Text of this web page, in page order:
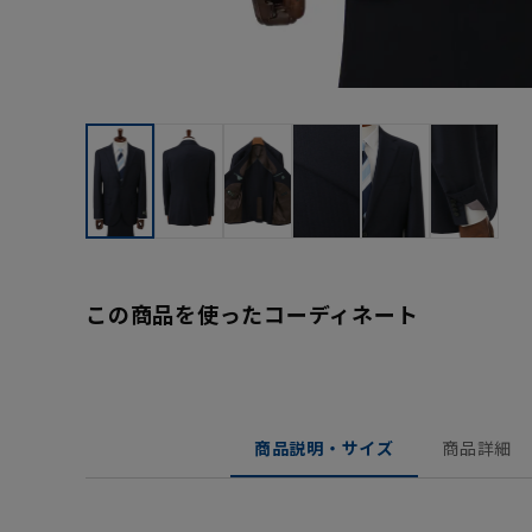
この商品を使ったコーディネート
商品説明・サイズ 商品詳細